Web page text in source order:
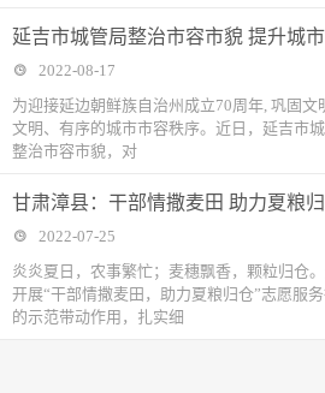
延吉市城管局整治市容市貌 提升城
2022-08-17
为迎接延边朝鲜族自治州成立70周年, 巩固文
文明、有序的城市市容秩序。近日，延吉市
整治市容市貌，对
甘肃漳县：干部情撒麦田 助力夏粮
2022-07-25
炎炎夏日，农事繁忙；麦穗飘香，颗粒归仓
开展“干部情撒麦田，助力夏粮归仓”志愿服
的示范带动作用，扎实细